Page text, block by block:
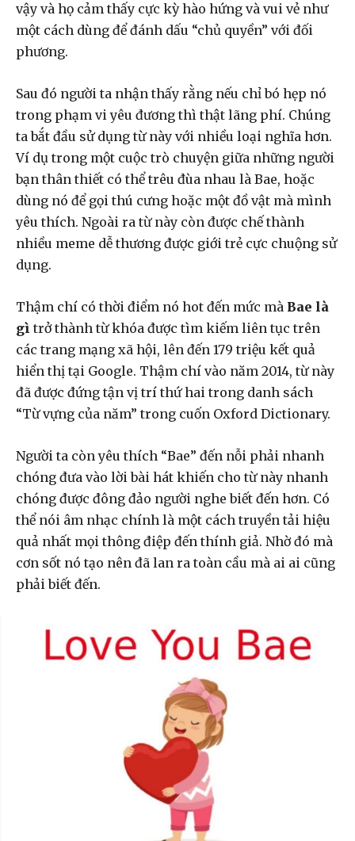
vậy và họ cảm thấy cực kỳ hào hứng và vui vẻ như
một cách dùng để đánh dấu “chủ quyền” với đối
phương.
Sau đó người ta nhận thấy rằng nếu chỉ bó hẹp nó
trong phạm vi yêu đương thì thật lãng phí. Chúng
ta bắt đầu sử dụng từ này với nhiều loại nghĩa hơn.
Ví dụ trong một cuộc trò chuyện giữa những người
bạn thân thiết có thể trêu đùa nhau là Bae, hoặc
dùng nó để gọi thú cưng hoặc một đồ vật mà mình
yêu thích. Ngoài ra từ này còn được chế thành
nhiều meme dễ thương được giới trẻ cực chuộng sử
dụng.
Thậm chí có thời điểm nó hot đến mức mà Bae là
gì trở thành từ khóa được tìm kiếm liên tục trên
các trang mạng xã hội, lên đến 179 triệu kết quả
hiển thị tại Google. Thậm chí vào năm 2014, từ này
đã được đứng tận vị trí thứ hai trong danh sách
“Từ vựng của năm” trong cuốn Oxford Dictionary.
Người ta còn yêu thích “Bae” đến nỗi phải nhanh
chóng đưa vào lời bài hát khiến cho từ này nhanh
chóng được đông đảo người nghe biết đến hơn. Có
thể nói âm nhạc chính là một cách truyền tải hiệu
quả nhất mọi thông điệp đến thính giả. Nhờ đó mà
cơn sốt nó tạo nên đã lan ra toàn cầu mà ai ai cũng
phải biết đến.